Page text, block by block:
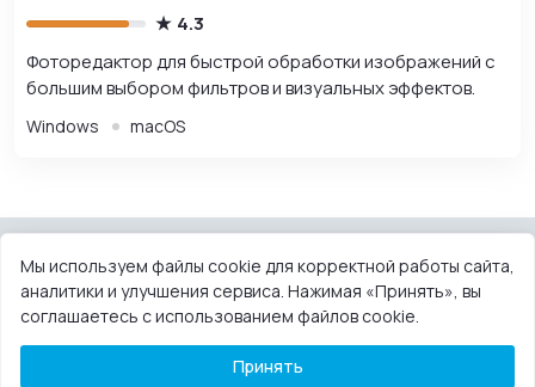
4.3
Фоторедактор для быстрой обработки изображений с
большим выбором фильтров и визуальных эффектов.
Windows macOS
КОНТАКТЫ
ПОЛЬЗОВАТЕЛЬСКОЕ СОГЛАШЕНИЕ
ПРАВООБЛАДАТЕЛЯМ
DMCA
Мы используем файлы cookie для корректной работы сайта,
аналитики и улучшения сервиса. Нажимая «Принять», вы
соглашаетесь с использованием файлов cookie.
Принять